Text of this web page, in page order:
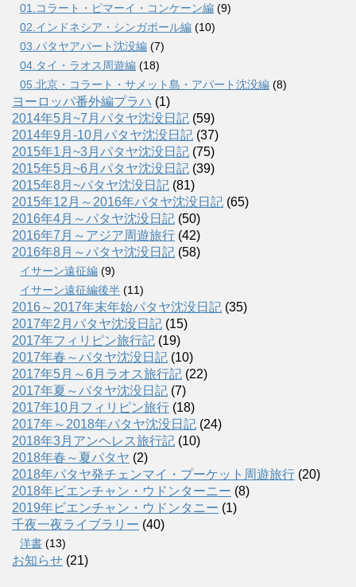
01.コラート・ピマーイ・コンケーン編 (9)
02.インドネシア・シンガポール編 (10)
03.パタヤアパート沈没編 (7)
04.タイ・ラオス周遊編 (18)
05.北京・コラート・サメット島・アパート沈没編 (8)
ヨーロッパ番外編プラハ (1)
2014年5月~7月パタヤ沈没日記 (59)
2014年9月-10月パタヤ沈没日記 (37)
2015年1月~3月パタヤ沈没日記 (75)
2015年5月~6月パタヤ沈没日記 (39)
2015年8月~パタヤ沈没日記 (81)
2015年12月～2016年パタヤ沈没日記 (65)
2016年4月～パタヤ沈没日記 (50)
2016年7月～アジア周遊旅行 (42)
2016年8月～パタヤ沈没日記 (58)
イサーン遠征編 (9)
イサーン遠征編後半 (11)
2016～2017年末年始パタヤ沈没日記 (35)
2017年2月パタヤ沈没日記 (15)
2017年フィリピン旅行記 (19)
2017年春～パタヤ沈没日記 (10)
2017年5月～6月ラオス旅行記 (22)
2017年夏～パタヤ沈没日記 (7)
2017年10月フィリピン旅行 (18)
2017年～2018年パタヤ沈没日記 (24)
2018年3月アンヘレス旅行記 (10)
2018年春～夏パタヤ (2)
2018年パタヤ発チェンマイ・プーケット周遊旅行 (20)
2018年ビエンチャン・ウドンターニー (8)
2019年ビエンチャン・ウドンタニー (1)
千夜一夜ライブラリー (40)
洋書 (13)
お知らせ (21)